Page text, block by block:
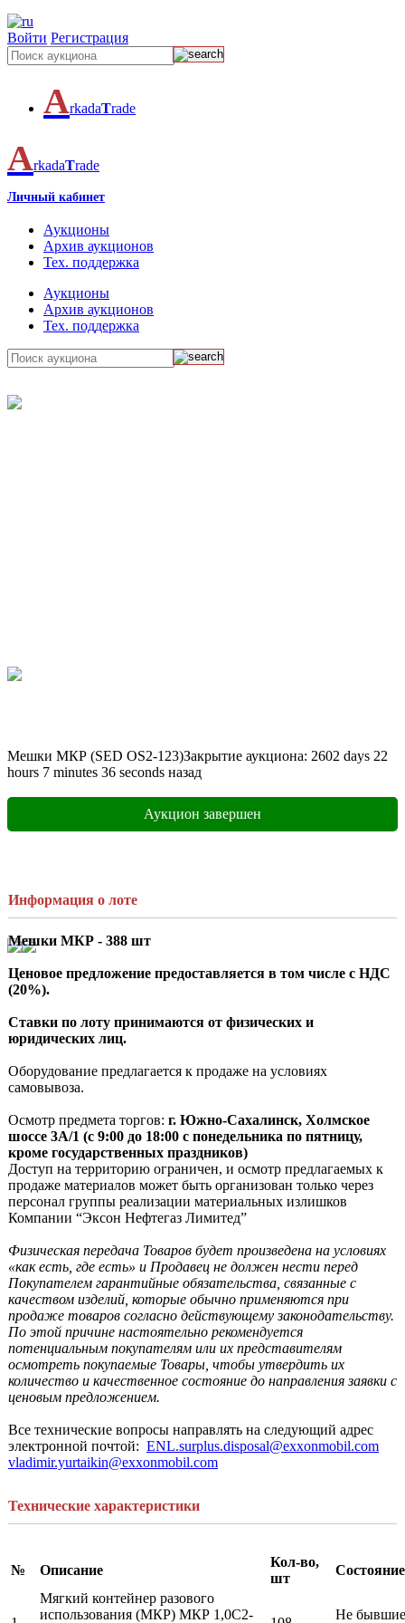
Войти Регистрация
ArkadaTrade
ArkadaTrade
Личный кабинет
Аукционы
Архив аукционов
Тех. поддержка
Аукционы
Архив аукционов
Тех. поддержка
Мешки МКР (SED OS2-123)Закрытие аукциона: 2602 days 22
hours 7 minutes 36 seconds назад
Аукцион завершен
Информация о лоте
Мешки МКР - 388 шт
Ценовое предложение предоставляется в том числе с НДС
(20%).
Ставки по лоту принимаются от физических и
юридических лиц.
Оборудование предлагается к продаже на условиях
самовывоза.
Осмотр предмета торгов: г. Южно-Сахалинск, Холмское
шоссе 3A/1 (с 9:00 до 18:00 с понедельника по пятницу,
кроме государственных праздников)
Доступ на территорию ограничен, и осмотр предлагаемых к
продаже материалов может быть организован только через
персонал группы реализации материальных излишков
Компании “Эксон Нефтегаз Лимитед”
Физическая передача Товаров будет произведена на условиях
«как есть, где есть» и Продавец не должен нести перед
Покупателем гарантийные обязательства, связанные с
качеством изделий, которые обычно применяются при
продаже товаров согласно действующему законодательству.
По этой причине настоятельно рекомендуется
потенциальным покупателям или их представителям
осмотреть покупаемые Товары, чтобы утвердить их
количество и качественное состояние до направления заявки с
ценовым предложением.
Все технические вопросы направлять на следующий адрес
электронной почтой:
vladimir.yurtaikin@exxonmobil.com
Технические характеристики
№ Описание
Кол-во,
шт
Состояние
Мягкий контейнер разового
использования (МКР) МКР 1,0С2-
Не